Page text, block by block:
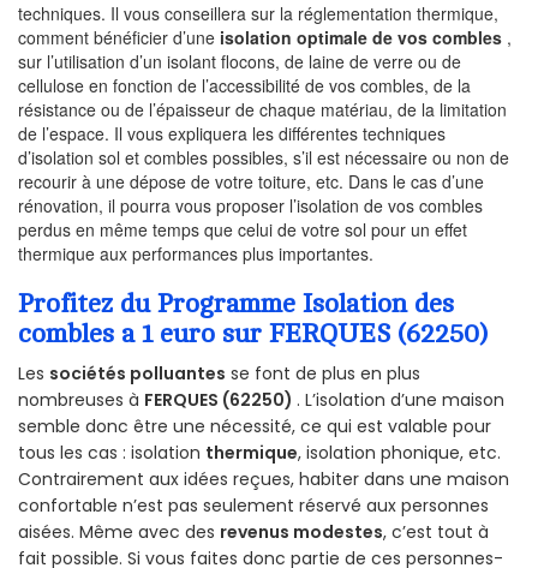
techniques. Il vous conseillera sur la réglementation thermique,
comment bénéficier d’une isolation optimale de vos combles ,
sur l’utilisation d’un isolant flocons, de laine de verre ou de
cellulose en fonction de l’accessibilité de vos combles, de la
résistance ou de l’épaisseur de chaque matériau, de la limitation
de l’espace. Il vous expliquera les différentes techniques
d’isolation sol et combles possibles, s’il est nécessaire ou non de
recourir à une dépose de votre toiture, etc. Dans le cas d’une
rénovation, il pourra vous proposer l’isolation de vos combles
perdus en même temps que celui de votre sol pour un effet
thermique aux performances plus importantes.
Profitez du Programme Isolation des
combles a 1 euro sur FERQUES (62250)
Les sociétés polluantes se font de plus en plus
nombreuses à FERQUES (62250) . L’isolation d’une maison
semble donc être une nécessité, ce qui est valable pour
tous les cas : isolation thermique, isolation phonique, etc.
Contrairement aux idées reçues, habiter dans une maison
confortable n’est pas seulement réservé aux personnes
aisées. Même avec des revenus modestes, c’est tout à
fait possible. Si vous faites donc partie de ces personnes-